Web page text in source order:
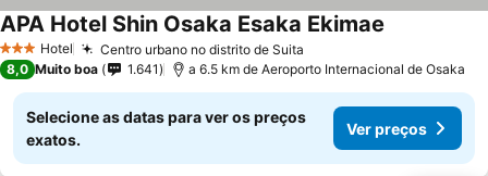
3 EstrelasHotel Centro urbano no distrito de Suita
APA Hotel Shin Osaka Esaka Ekimae
8,0 Muito boa 1.641 a 6.5 km de Aeroporto Internacional de Osaka
Selecione as datas para ver os preços
exatos.
Ver preços